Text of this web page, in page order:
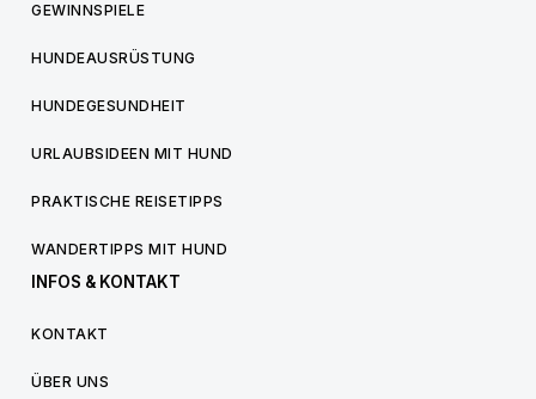
GEWINNSPIELE
HUNDEAUSRÜSTUNG
HUNDEGESUNDHEIT
URLAUBSIDEEN MIT HUND
PRAKTISCHE REISETIPPS
WANDERTIPPS MIT HUND
INFOS & KONTAKT
KONTAKT
ÜBER UNS